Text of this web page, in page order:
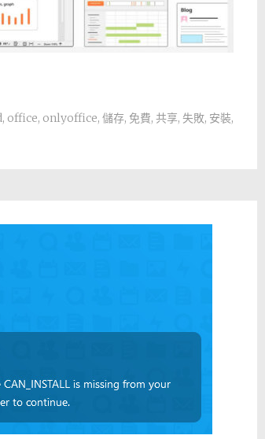
, office, onlyoffice, 儲存, 免費, 共享, 失敗, 安裝,